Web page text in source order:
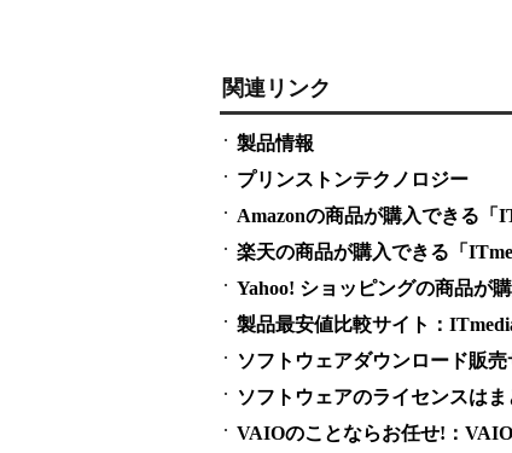
関連リンク
製品情報
プリンストンテクノロジー
Amazonの商品が購入できる「
楽天の商品が購入できる「
Yahoo! ショッピングの商品が
製品最安値比較サイト：
ソフトウェアダウンロード販
ソフトウェアのライセンスは
VAIOのことならお任せ!：